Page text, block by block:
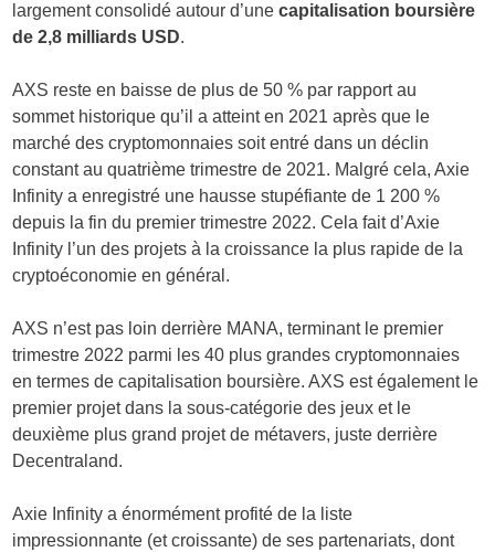
largement consolidé autour d’unecapitalisation boursière
de 2,8 milliards USD.
AXS reste en baisse de plus de 50 % par rapport au
sommet historique qu’il a atteint en 2021 après que le
marché des cryptomonnaies soit entré dans un déclin
constant au quatrième trimestre de 2021. Malgré cela, Axie
Infinity a enregistré une hausse stupéfiante de 1 200 %
depuis la fin du premier trimestre 2022. Cela fait d’Axie
Infinity l’un des projets à la croissance la plus rapide de la
cryptoéconomie en général.
AXS n’est pas loin derrière MANA, terminant le premier
trimestre 2022 parmi les 40 plus grandes cryptomonnaies
en termes de capitalisation boursière. AXS est également le
premier projet dans la sous-catégorie des jeux et le
deuxième plus grand projet de métavers, juste derrière
Decentraland.
Axie Infinity a énormément profité de la liste
impressionnante (et croissante) de ses partenariats, dont